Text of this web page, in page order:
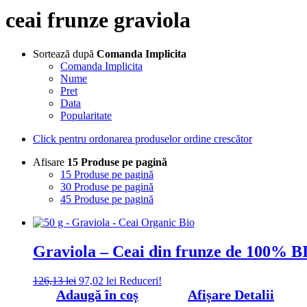
ceai frunze graviola
Sortează după Comanda Implicita
Comanda Implicita
Nume
Pret
Data
Popularitate
Click pentru ordonarea produselor ordine crescător
Afisare 15 Produse pe pagină
15 Produse pe pagină
30 Produse pe pagină
45 Produse pe pagină
Graviola – Ceai din frunze de 100%
126,13lei Prețul
inițial
a
97,02 lei Prețul
curent
este:
Reduceri!
Adaugă în coș Afișare Detalii